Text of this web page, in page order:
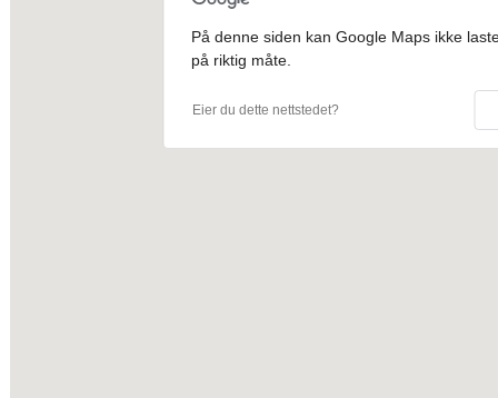
På denne siden kan Google Maps ikke
på riktig måte.
Eier du dette nettstedet?